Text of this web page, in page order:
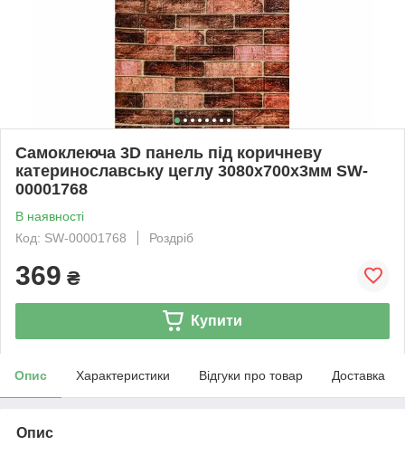
Самоклеюча 3D панель під коричневу
катеринославську цеглу 3080x700x3мм SW-
00001768
В наявності
Код: SW-00001768
Роздріб
369 ₴
Купити
Опис Характеристики Відгуки про товар Доставка
Опис